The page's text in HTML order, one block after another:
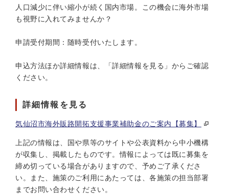
人口減少に伴い縮小が続く国内市場。この機会に海外市場
も視野に入れてみませんか？
申請受付期間：随時受付いたします。
申込方法ほか詳細情報は、「詳細情報を見る」からご確認
ください。
詳細情報を見る
気仙沼市海外販路開拓支援事業補助金のご案内【募集】
上記の情報は、国や県等のサイトや公表資料から中小機構
が収集し、掲載したものです。情報によっては既に募集を
締め切っている場合がありますので、予めご了承くださ
い。また、施策のご利用にあたっては、各施策の担当部署
までお問い合わせください。